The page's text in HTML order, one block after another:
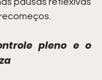
pleno e o